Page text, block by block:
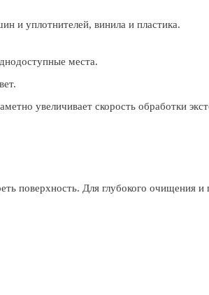
и уплотнителей, винила и пластика.
места.
увеличивает скорость обработки
поверхность. Для глубокого очищения